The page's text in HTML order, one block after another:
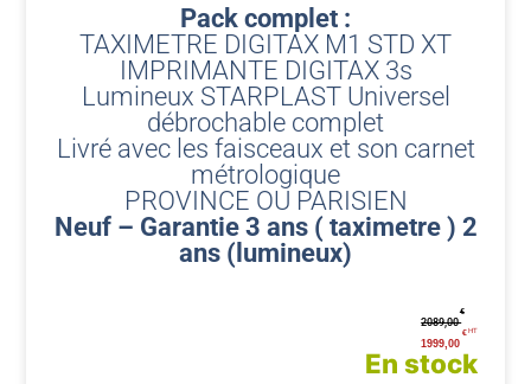
Pack complet :
TAXIMETRE DIGITAX M1 STD XT
IMPRIMANTE DIGITAX 3s
Lumineux STARPLAST Universel
débrochable complet
Livré avec les faisceaux et son carnet
métrologique
PROVINCE OU PARISIEN
Neuf – Garantie 3 ans ( taximetre ) 2
ans (lumineux)
2089,00
€
1999,00
€
En stock